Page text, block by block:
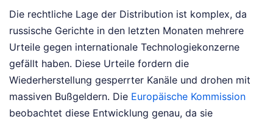
Die rechtliche Lage der Distribution ist komplex, da
russische Gerichte in den letzten Monaten mehrere
Urteile gegen internationale Technologiekonzerne
gefällt haben. Diese Urteile fordern die
Wiederherstellung gesperrter Kanäle und drohen mit
massiven Bußgeldern. Die Europäische Kommission
beobachtet diese Entwicklung genau, da sie